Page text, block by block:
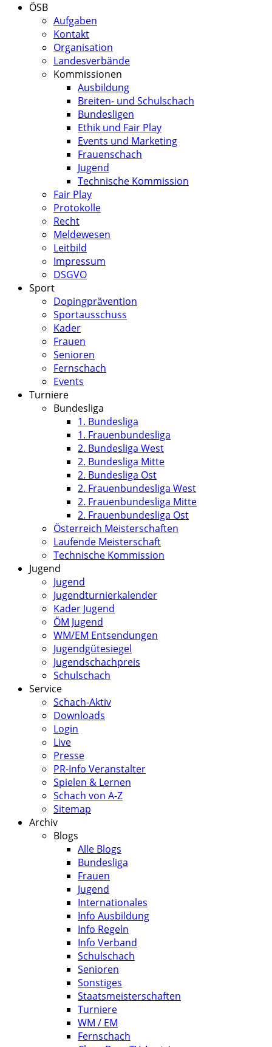
ÖSB
Aufgaben
Kontakt
Organisation
Landesverbände
Kommissionen
Ausbildung
Breiten- und Schulschach
Bundesligen
Ethik und Fair Play
Events und Marketing
Frauenschach
Jugend
Technische Kommission
Fair Play
Protokolle
Recht
Meldewesen
Leitbild
Impressum
DSGVO
Sport
Dopingprävention
Sportausschuss
Kader
Frauen
Senioren
Fernschach
Events
Turniere
Bundesliga
1. Bundesliga
1. Frauenbundesliga
2. Bundesliga West
2. Bundesliga Mitte
2. Bundesliga Ost
2. Frauenbundesliga West
2. Frauenbundesliga Mitte
2. Frauenbundesliga Ost
Österreich Meisterschaften
Laufende Meisterschaft
Technische Kommission
Jugend
Jugend
Jugendturnierkalender
Kader Jugend
ÖM Jugend
WM/EM Entsendungen
Jugendgütesiegel
Jugendschachpreis
Schulschach
Service
Schach-Aktiv
Downloads
Login
Live
Presse
PR-Info Veranstalter
Spielen & Lernen
Schach von A-Z
Sitemap
Archiv
Blogs
Alle Blogs
Bundesliga
Frauen
Jugend
Internationales
Info Ausbildung
Info Regeln
Info Verband
Schulschach
Senioren
Sonstiges
Staatsmeisterschaften
Turniere
WM / EM
Fernschach